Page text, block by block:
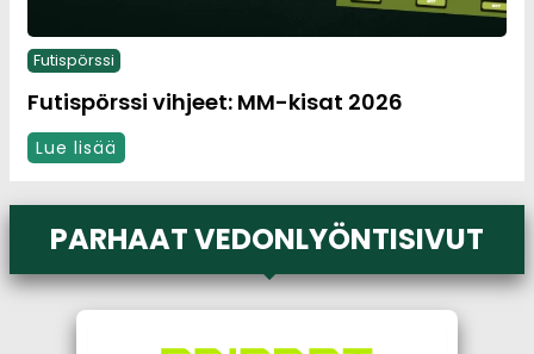
Futispörssi
Futispörssi vihjeet: MM-kisat 2026
Lue lisää
PARHAAT VEDONLYÖNTISIVUT